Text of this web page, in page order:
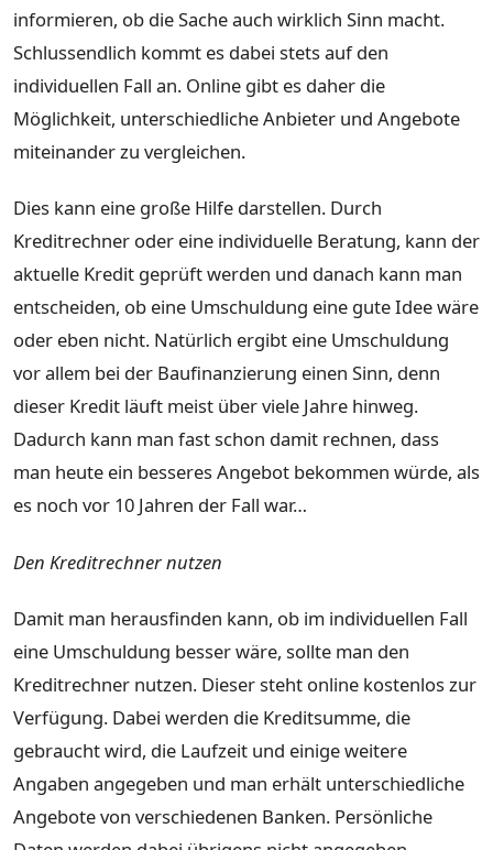
informieren, ob die Sache auch wirklich Sinn macht.
Schlussendlich kommt es dabei stets auf den
individuellen Fall an. Online gibt es daher die
Möglichkeit, unterschiedliche Anbieter und Angebote
miteinander zu vergleichen.
Dies kann eine große Hilfe darstellen. Durch
Kreditrechner oder eine individuelle Beratung, kann der
aktuelle Kredit geprüft werden und danach kann man
entscheiden, ob eine Umschuldung eine gute Idee wäre
oder eben nicht. Natürlich ergibt eine Umschuldung
vor allem bei der Baufinanzierung einen Sinn, denn
dieser Kredit läuft meist über viele Jahre hinweg.
Dadurch kann man fast schon damit rechnen, dass
man heute ein besseres Angebot bekommen würde, als
es noch vor 10 Jahren der Fall war…
Den Kreditrechner nutzen
Damit man herausfinden kann, ob im individuellen Fall
eine Umschuldung besser wäre, sollte man den
Kreditrechner nutzen. Dieser steht online kostenlos zur
Verfügung. Dabei werden die Kreditsumme, die
gebraucht wird, die Laufzeit und einige weitere
Angaben angegeben und man erhält unterschiedliche
Angebote von verschiedenen Banken. Persönliche